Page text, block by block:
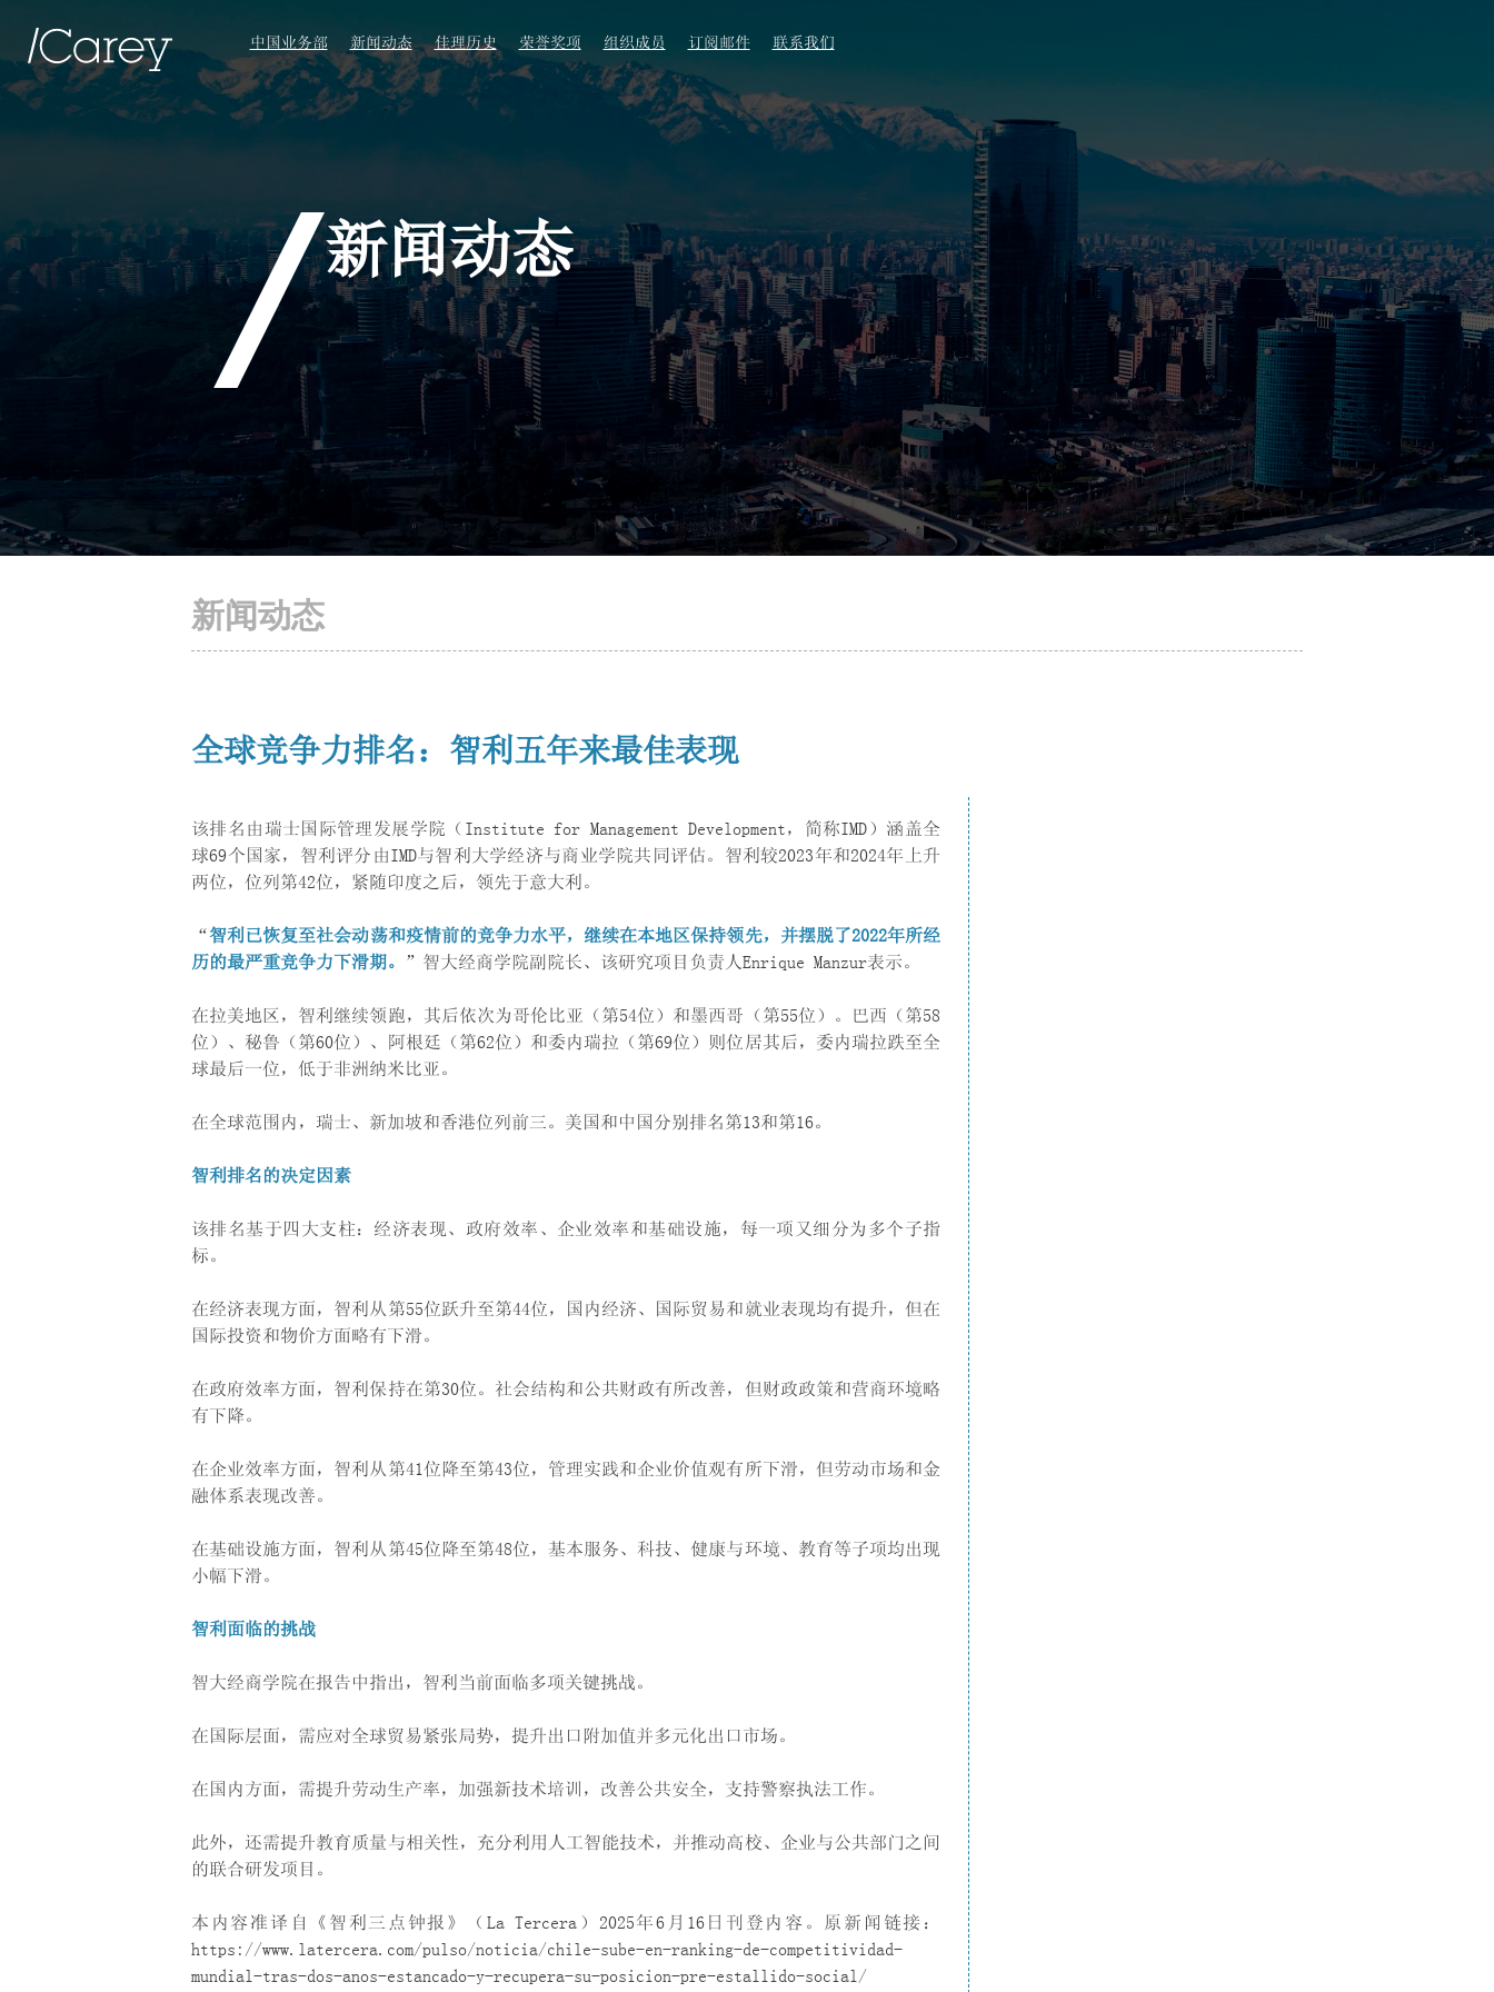
中国业务部 新闻动态 佳理历史 荣誉奖项 组织成员 订阅邮件 联系我们
新闻动态
新闻动态
全球竞争力排名：智利五年来最佳表现
该排名由瑞士国际管理发展学院（Institute for Management Development，简称IMD）涵盖全
球69个国家，智利评分由IMD与智利大学经济与商业学院共同评估。智利较2023年和2024年上升
两位，位列第42位，紧随印度之后，领先于意大利。
“智利已恢复至社会动荡和疫情前的竞争力水平，继续在本地区保持领先，并摆脱了2022年所经
历的最严重竞争力下滑期。
”智大经商学院副院长、该研究项目负责人Enrique Manzur表示。
在拉美地区，智利继续领跑，其后依次为哥伦比亚（第54位）和墨西哥（第55位）。巴西（第58
位）、秘鲁（第60位）、阿根廷（第62位）和委内瑞拉（第69位）则位居其后，委内瑞拉跌至全
球最后一位，低于非洲纳米比亚。
在全球范围内，瑞士、新加坡和香港位列前三。美国和中国分别排名第13和第16。
智利排名的决定因素
该排名基于四大支柱：经济表现、政府效率、企业效率和基础设施，每一项又细分为多个子指
标。
在经济表现方面，智利从第55位跃升至第44位，国内经济、国际贸易和就业表现均有提升，但在
国际投资和物价方面略有下滑。
在政府效率方面，智利保持在第30位。社会结构和公共财政有所改善，但财政政策和营商环境略
有下降。
在企业效率方面，智利从第41位降至第43位，管理实践和企业价值观有所下滑，但劳动市场和金
融体系表现改善。
在基础设施方面，智利从第45位降至第48位，基本服务、科技、健康与环境、教育等子项均出现
小幅下滑。
智利面临的挑战
智大经商学院在报告中指出，智利当前面临多项关键挑战。
在国际层面，需应对全球贸易紧张局势，提升出口附加值并多元化出口市场。
在国内方面，需提升劳动生产率，加强新技术培训，改善公共安全，支持警察执法工作。
此外，还需提升教育质量与相关性，充分利用人工智能技术，并推动高校、企业与公共部门之间
的联合研发项目。
本内容准译自《智利三点钟报》（La Tercera）2025年6月16日刊登内容。原新闻链接：
https://www.latercera.com/pulso/noticia/chile-sube-en-ranking-de-competitividad-
mundial-tras-dos-anos-estancado-y-recupera-su-posicion-pre-estallido-social/